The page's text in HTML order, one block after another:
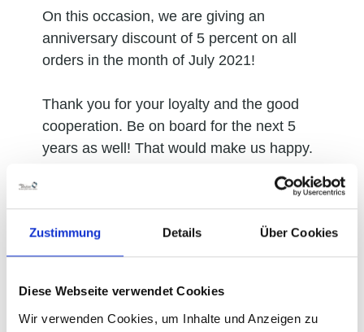
Zustimmung Details Über Cookies
Diese Webseite verwendet Cookies
Wir verwenden Cookies, um Inhalte und Anzeigen zu
On this occasion, we are giving an
anniversary discount of 5 percent on all
orders in the month of July 2021!
Thank you for your loyalty and the good
cooperation. Be on board for the next 5
years as well! That would make us happy.